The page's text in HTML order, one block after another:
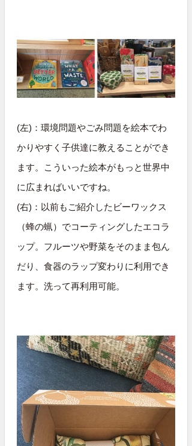
(左)：環境問題やごみ問題を絵本でわ
かりやすく子供達に教えることができ
ます。こういった絵本がもっと世界中
に広まればいいですね。
(右)：以前もご紹介したビーワックス
（蜂の蝋）でコーティングしたエコラ
ップ。フルーツや野菜をそのまま包ん
だり、食器のラップ変わりに利用でき
ます。洗って再利用可能。